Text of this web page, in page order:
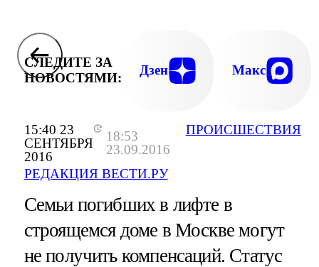
15:40 23
СЕНТЯБРЯ
2016
18:53
23.09.2016
РЕДАКЦИЯ ВЕСТИ.РУ
ПРОИСШЕСТВИЯ
СЛЕДИТЕ ЗА
НОВОСТЯМИ:
Дзен Макс
Семьи погибших в лифте в
строящемся доме в Москве могут
не получить компенсаций. Статус